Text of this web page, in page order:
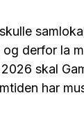
derfor la
skal
har